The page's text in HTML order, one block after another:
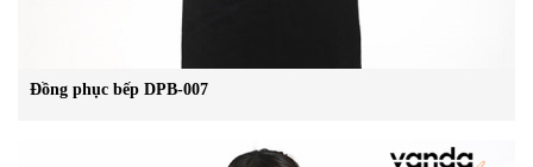
Đồng phục bếp DPB-007